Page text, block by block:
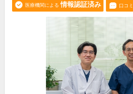
医療機関による 情報認証済み 口コミ